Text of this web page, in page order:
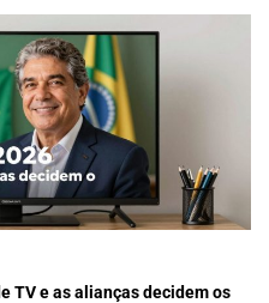
TV e as alianças decidem os